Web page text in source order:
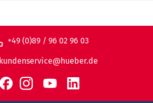
+49 (0)89 / 96 02 96 03
kundenservice@hueber.de